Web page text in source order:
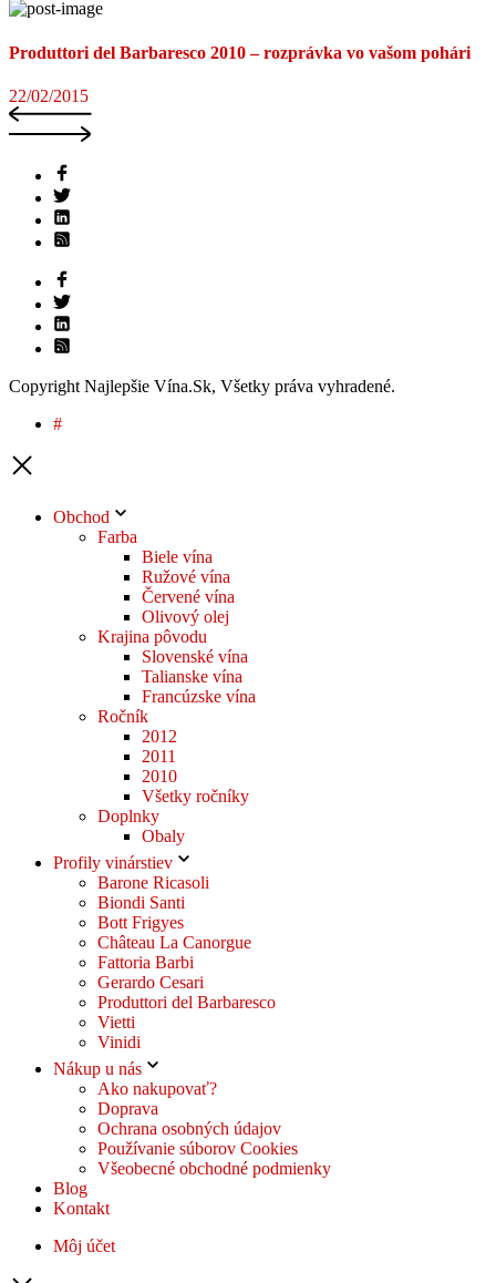
Produttori del Barbaresco 2010 – rozprávka vo vašom pohári
22/02/2015
Copyright Najlepšie Vína.Sk, Všetky práva vyhradené.
#
Obchod
Farba
Biele vína
Ružové vína
Červené vína
Olivový olej
Krajina pôvodu
Slovenské vína
Talianske vína
Francúzske vína
Ročník
2012
2011
2010
Všetky ročníky
Doplnky
Obaly
Profily vinárstiev
Barone Ricasoli
Biondi Santi
Bott Frigyes
Château La Canorgue
Fattoria Barbi
Gerardo Cesari
Produttori del Barbaresco
Vietti
Vinidi
Nákup u nás
Ako nakupovať?
Doprava
Ochrana osobných údajov
Používanie súborov Cookies
Všeobecné obchodné podmienky
Blog
Kontakt
Môj účet